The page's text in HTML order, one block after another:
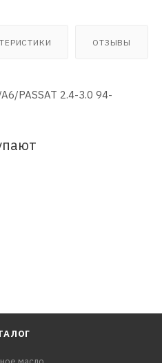
ОТЗЫВЫ
PASSAT 2.4-3.0 94-